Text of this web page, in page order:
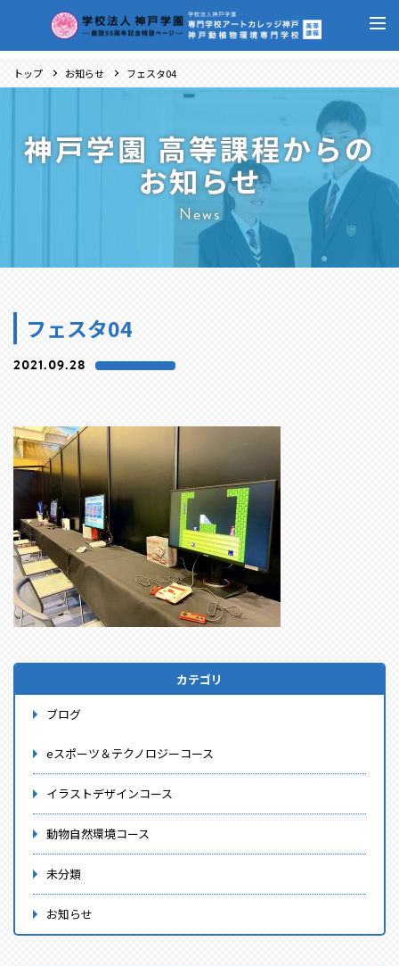
トップ お知らせ フェスタ04
神戸学園 高等課程からの
お知らせ
News
フェスタ04
2021.09.28
カテゴリ
ブログ
eスポーツ＆テクノロジーコース
イラストデザインコース
動物自然環境コース
未分類
お知らせ